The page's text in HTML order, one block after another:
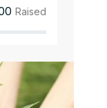
Raised